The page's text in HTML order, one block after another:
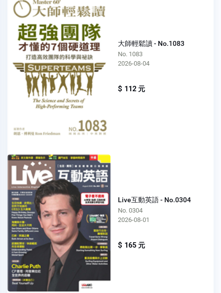
大師輕鬆讀 - No.1083
No. 1083
2026-08-04
$ 112 元
Live互動英語 - No.0304
No. 0304
2026-08-01
$ 165 元